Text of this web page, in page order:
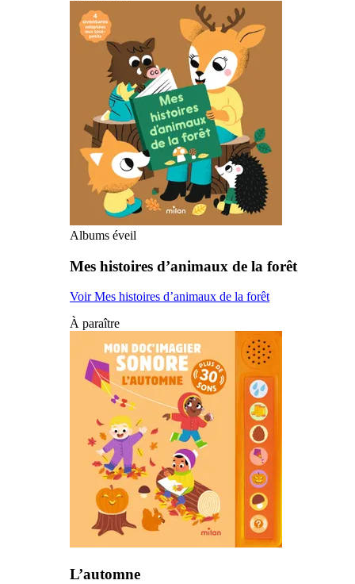
Albums éveil
Mes histoires d’animaux de la forêt
Voir Mes histoires d’animaux de la forêt
À paraître
L’automne